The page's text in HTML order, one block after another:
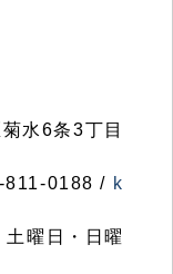
水6条3丁目
811-0188 / k
曜日・日曜